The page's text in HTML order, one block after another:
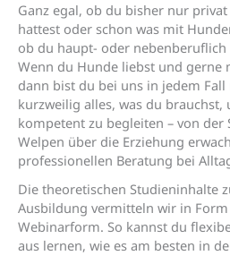
Ganz egal, ob du bisher nur
hattest oder schon was mit
ob du haupt- oder
Wenn du Hunde liebst und gerne
dann bist du bei uns in jedem
kurzweilig alles, was du
kompetent zu begleiten – von der
Welpen über die Erziehung
professionellen Beratung bei
Die theoretischen Studieninhalte
Ausbildung vermitteln wir in
Webinarform. So kannst du
aus lernen, wie es am besten in